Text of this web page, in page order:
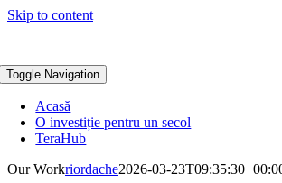
Skip to content
Toggle Navigation
Acasă
O investiție pentru un secol
TeraHub
Our Workriordache2026-03-